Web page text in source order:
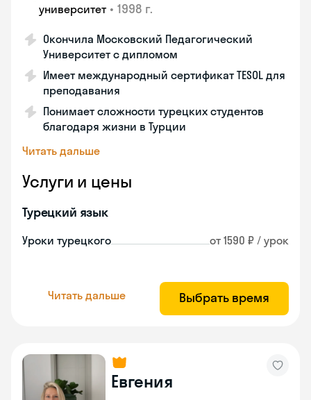
университет • 1998 г.
Окончила Московский Педагогический
Университет с дипломом
Имеет международный сертификат TESOL для
преподавания
Понимает сложности турецких студентов
благодаря жизни в Турции
Читать дальше
Услуги и цены
Турецкий язык
Уроки турецкого от 1590 ₽ / урок
Читать дальше Выбрать время
Евгения